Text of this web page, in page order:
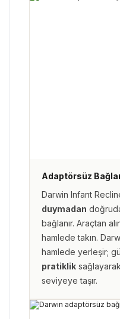
Adaptörsüz
Darwin Infant
duymadan
bağlanır. Araçtan
hamlede takın.
hamlede yerleşir;
pratiklik
seviyeye taşır.